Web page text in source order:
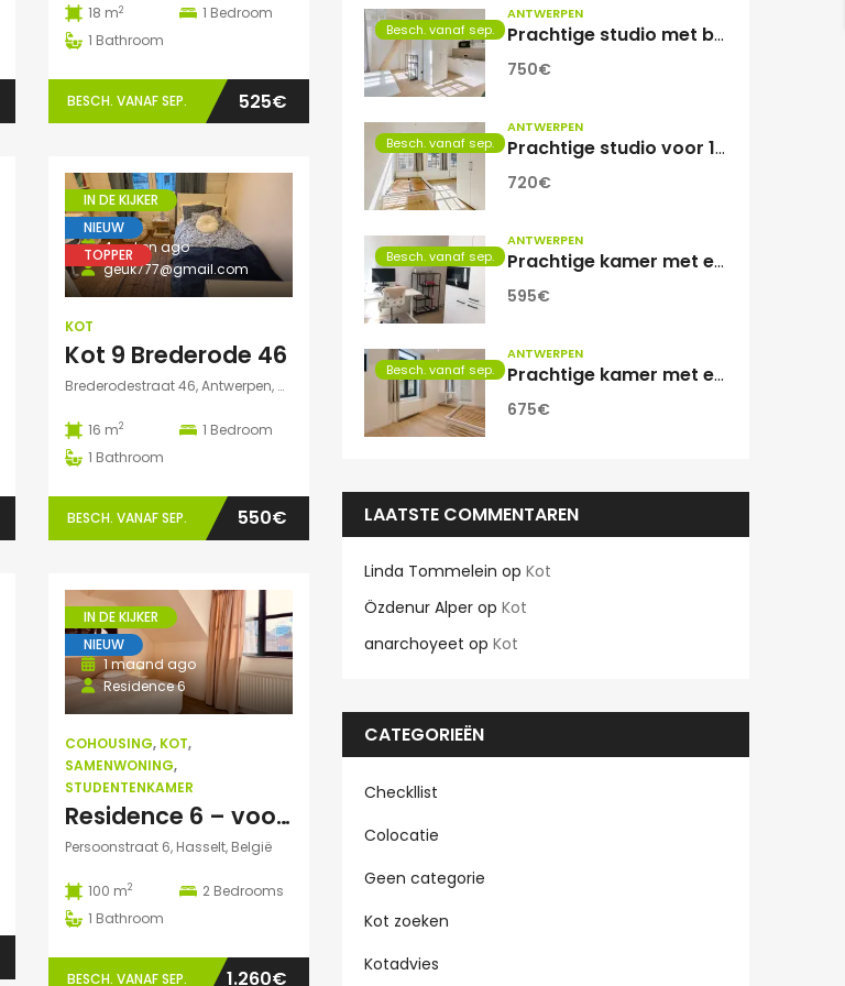
18 m2 1 Bedroom
1 Bathroom
BESCH. VANAF SEP. 525€
IN DE KIJKER
NIEUW
TOPPER
geuk777@gmail.com
4 weken ago
KOT
Kot 9 Brederode 46
Brederodestraat 46, Antwerpen, België
16 m2 1 Bedroom
1 Bathroom
BESCH. VANAF SEP. 550€
IN DE KIJKER
NIEUW
Residence 6
1 maand ago
COHOUSING, KOT,
SAMENWONING,
STUDENTENKAMER
Residence 6 – voor TWEE studenten: Exclusieve studentenduplex
Persoonstraat 6, Hasselt, België
100 m2 2 Bedrooms
1 Bathroom
BESCH. VANAF SEP. 1.260€
Besch. vanaf sep.
ANTWERPEN
Prachtige studio met balkon voor 1 student(e)!
750€
Besch. vanaf sep.
ANTWERPEN
Prachtige studio voor 1 student(e)
720€
Besch. vanaf sep.
ANTWERPEN
Prachtige kamer met eigen sanitair.
595€
Besch. vanaf sep.
ANTWERPEN
Prachtige kamer met eigen sanitair!
675€
LAATSTE COMMENTAREN
Linda Tommelein op Kot
Özdenur Alper op Kot
anarchoyeet op Kot
CATEGORIEËN
Checkllist
Colocatie
Geen categorie
Kot zoeken
Kotadvies